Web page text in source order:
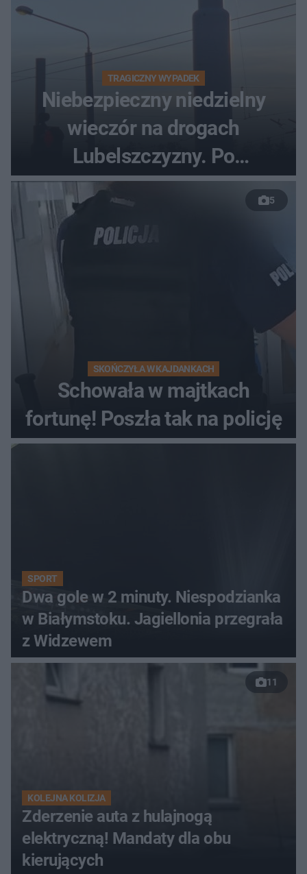
TRAGICZNY WYPADEK
Niebezpieczny niedzielny
wieczór na drogach
Lubelszczyzny. Po
nieudanym manewrze
wyprzedzania zginął
kierowca auta
5
SKOŃCZYŁA W KAJDANKACH
Schowała w majtkach
fortunę! Poszła tak na policję
SPORT
Dwa gole w 2 minuty. Niespodzianka
w Białymstoku. Jagiellonia przegrała
z Widzewem
11
KOLEJNA KOLIZJA
Zderzenie auta z hulajnogą
elektryczną! Mandaty dla obu
kierujących